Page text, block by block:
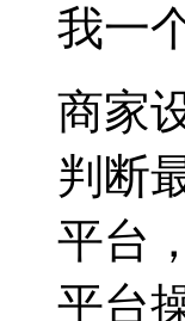
我一
商家
判断
平台
平台